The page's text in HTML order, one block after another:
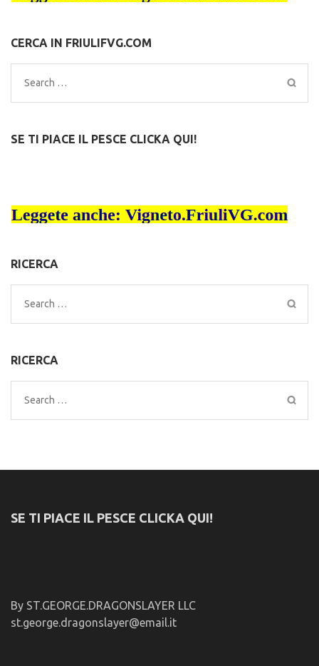
CERCA IN FRIULIFVG.COM
Search
for:
SE TI PIACE IL PESCE CLICKA QUI!
RICERCA
Search
for:
RICERCA
Search
for:
SE TI PIACE IL PESCE CLICKA QUI!
By ST.GEORGE.DRAGONSLAYER LLC
st.george.dragonslayer@email.it